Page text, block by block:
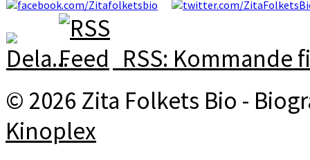
RSS: Kommande
© 2026 Zita Folkets Bio -
Kinoplex